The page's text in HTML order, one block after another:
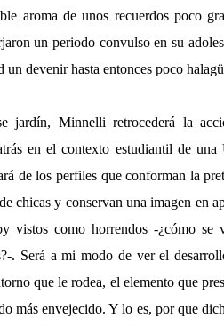
aroma de unos recuerdos poco
un periodo convulso en su
un devenir hasta entonces poco
jardín, Minnelli retrocederá la
en el contexto estudiantil de
de los perfiles que conforman la
chicas y conservan una imagen en
vistos como horrendos -¿cómo se
. Será a mi modo de ver el
que le rodea, el elemento que
más envejecido. Y lo es, por que